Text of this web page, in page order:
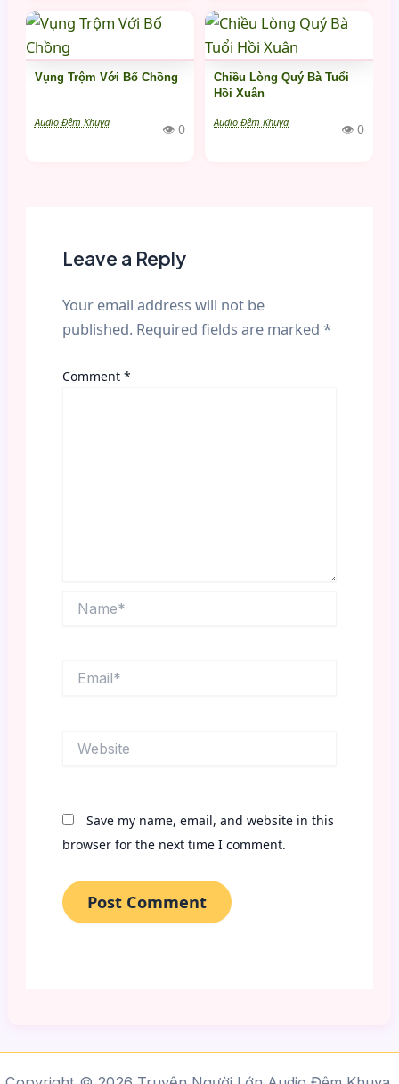
Vụng Trộm Với Bố Chồng
Audio Đêm Khuya 👁 0
Chiều Lòng Quý Bà Tuổi
Hồi Xuân
Audio Đêm Khuya 👁 0
Leave a Reply
Your email address will not be
published. Required fields are marked *
Comment *
Save my name, email, and website in this
browser for the next time I comment.